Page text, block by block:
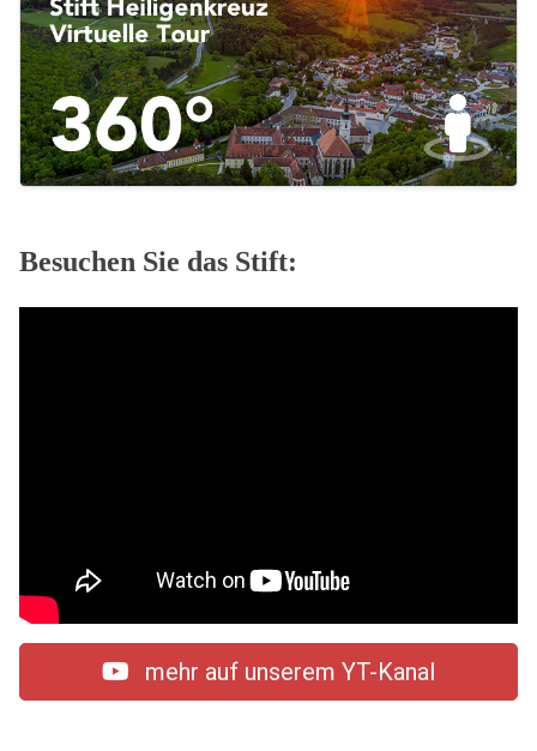
Besuchen Sie das Stift:
mehr auf unserem YT-Kanal